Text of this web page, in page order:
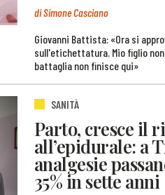
di Simone Casciano
Giovanni Battista: «Ora si
sull'etichettatura. Mio figlio
battaglia non finisce qui»
SANITÀ
Parto, cresce il
all’epidurale: a
analgesie
35% in sette anni